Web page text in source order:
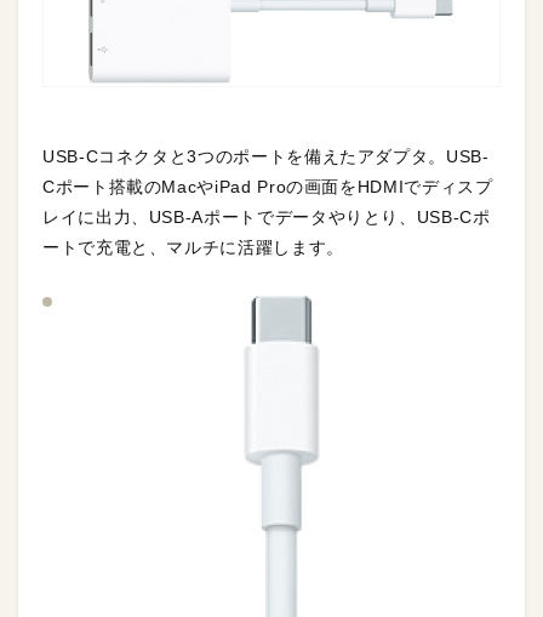
USB-Cコネクタと3つのポートを備えたアダプタ。USB-
Cポート搭載のMacやiPad Proの画面をHDMIでディスプ
レイに出力、USB-Aポートでデータやりとり、USB-Cポ
ートで充電と、マルチに活躍します。